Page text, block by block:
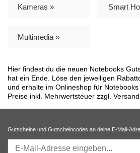
Kameras » Smart
Multimedia »
Hier findest du die neuen Notebooks
hat ein Ende. Löse den jeweiligen
und erhalte im Onlineshop für
Preise inkl. Mehrwertsteuer zzgl. Versand.
Gutscheine und Gutscheincodes an deine E-Mail-